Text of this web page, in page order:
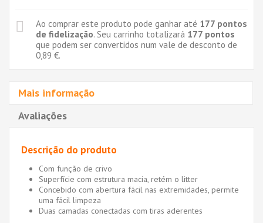
Ao comprar este produto pode ganhar até 177 pontos
de fidelização. Seu carrinho totalizará 177 pontos
que podem ser convertidos num vale de desconto de
0,89 €.
Mais informação
Avaliações
Descrição do produto
Com função de crivo
Superfície com estrutura macia, retém o litter
Concebido com abertura fácil nas extremidades, permite
uma fácil limpeza
Duas camadas conectadas com tiras aderentes